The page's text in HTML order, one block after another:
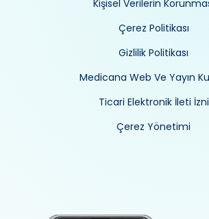
Kişisel Verilerin
Çerez Politikası
Gizlilik Politikası
Medicana Web Ve Yayın
Ticari Elektronik İleti İzni
Çerez Yönetimi